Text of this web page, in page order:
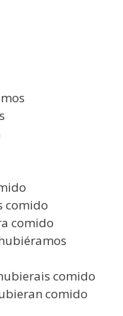
comido
comido
comido
comido